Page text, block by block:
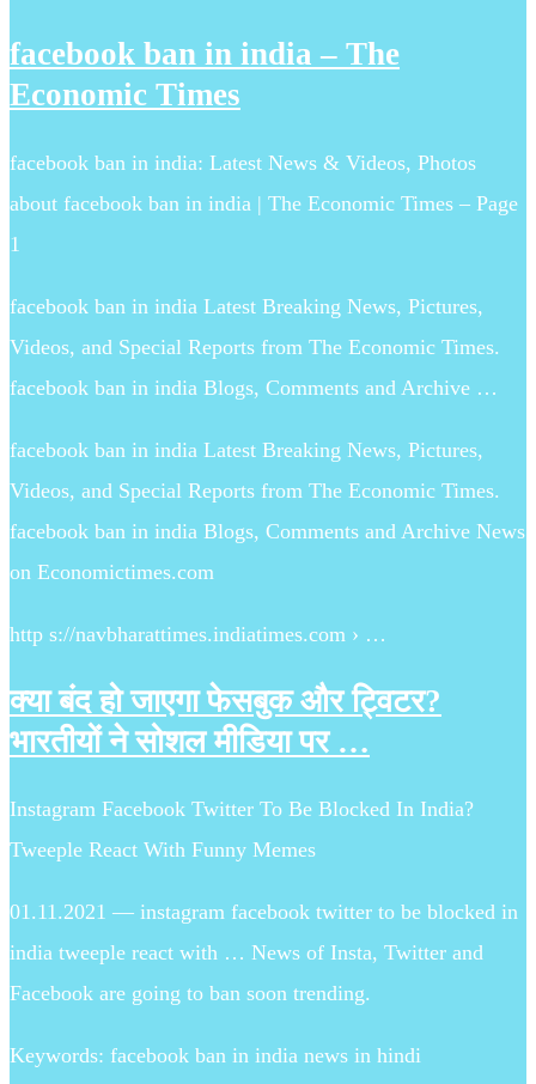
facebook ban in india – The
Economic Times
facebook ban in india: Latest News & Videos, Photos
about facebook ban in india | The Economic Times – Page
1
facebook ban in india Latest Breaking News, Pictures,
Videos, and Special Reports from The Economic Times.
facebook ban in india Blogs, Comments and Archive …
facebook ban in india Latest Breaking News, Pictures,
Videos, and Special Reports from The Economic Times.
facebook ban in india Blogs, Comments and Archive News
on Economictimes.com
http s://navbharattimes.indiatimes.com › …
क्या बंद हो जाएगा फेसबुक और ट्विटर?
भारतीयों ने सोशल मीडिया पर …
Instagram Facebook Twitter To Be Blocked In India?
Tweeple React With Funny Memes
01.11.2021 — instagram facebook twitter to be blocked in
india tweeple react with … News of Insta, Twitter and
Facebook are going to ban soon trending.
Keywords: facebook ban in india news in hindi